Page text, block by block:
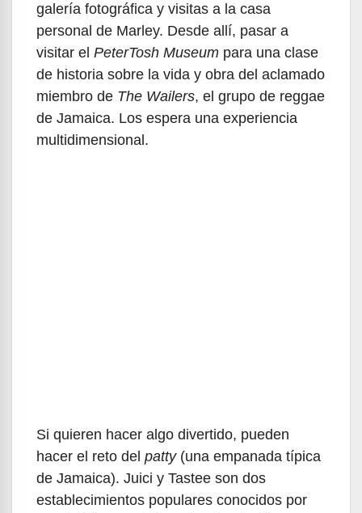
galería fotográfica y visitas a la casa
personal de Marley. Desde allí, pasar a
visitar el PeterTosh Museum para una clase
de historia sobre la vida y obra del aclamado
miembro de The Wailers, el grupo de reggae
de Jamaica. Los espera una experiencia
multidimensional.
Si quieren hacer algo divertido, pueden
hacer el reto del patty(una empanada típica
de Jamaica). Juici y Tastee son dos
establecimientos populares conocidos por